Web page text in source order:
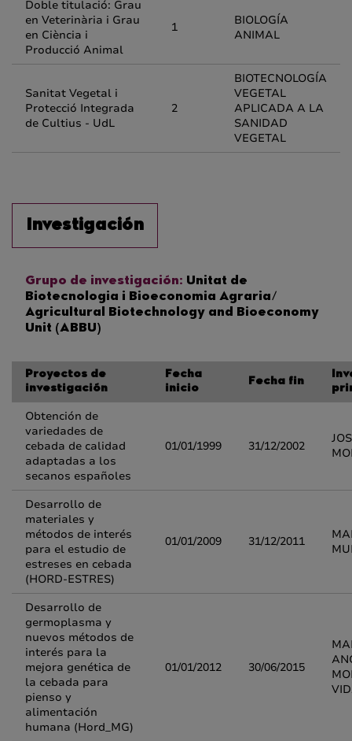
Doble titulació: Grau
en Veterinària i Grau
en Ciència i
Producció Animal
1
BIOLOGÍA
ANIMAL
Sanitat Vegetal i
Protecció Integrada
de Cultius - UdL
2
BIOTECNOLOGÍA
VEGETAL
APLICADA A LA
SANIDAD
VEGETAL
Investigación
Grupo de investigación: Unitat de
Biotecnologia i Bioeconomia Agraria/
Agricultural Biotechnology and Bioeconomy
Unit (ABBU)
Proyectos de
investigación
Fecha
inicio
Fecha fin
Obtención de
variedades de
cebada de calidad
adaptadas a los
secanos españoles
01/01/1999 31/12/2002
Desarrollo de
materiales y
métodos de interés
para el estudio de
estreses en cebada
(HORD-ESTRES)
01/01/2009 31/12/2011
Desarrollo de
germoplasma y
nuevos métodos de
interés para la
mejora genética de
la cebada para
pienso y
alimentación
humana (Hord_MG)
01/01/2012 30/06/2015